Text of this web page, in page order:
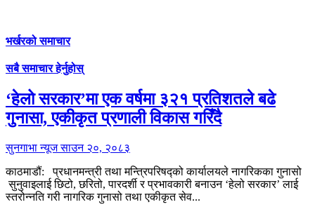
भर्खरको समाचार
सबै समाचार हेर्नुहोस्
‘हेलो सरकार’मा एक वर्षमा ३२१ प्रतिशतले बढे
गुनासा, एकीकृत प्रणाली विकास गरिँदै
सुनगाभा न्यूज साउन २०, २०८३
काठमाडौं: प्रधानमन्त्री तथा मन्त्रिपरिषद्को कार्यालयले नागरिकका गुनासो
सुनुवाइलाई छिटो, छरितो, पारदर्शी र प्रभावकारी बनाउन ‘हेलो सरकार’ लाई
स्तरोन्नति गरी नागरिक गुनासो तथा एकीकृत सेव...